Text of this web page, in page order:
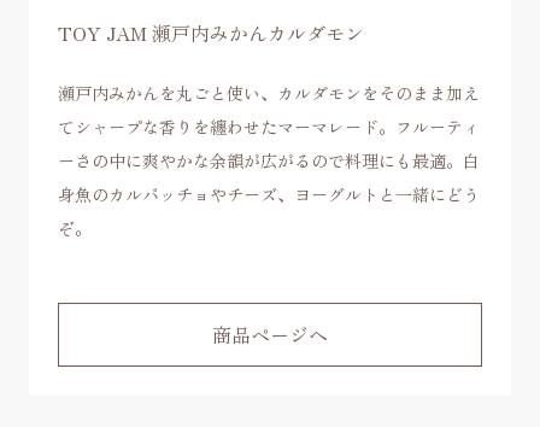
TOY JAM 瀬戸内みかんカルダモン
瀬戸内みかんを丸ごと使い、カルダモンをそのまま加え
てシャープな香りを纏わせたマーマレード。フルーティ
ーさの中に爽やかな余韻が広がるので料理にも最適。白
身魚のカルパッチョやチーズ、ヨーグルトと一緒にどう
ぞ。
商品ページへ